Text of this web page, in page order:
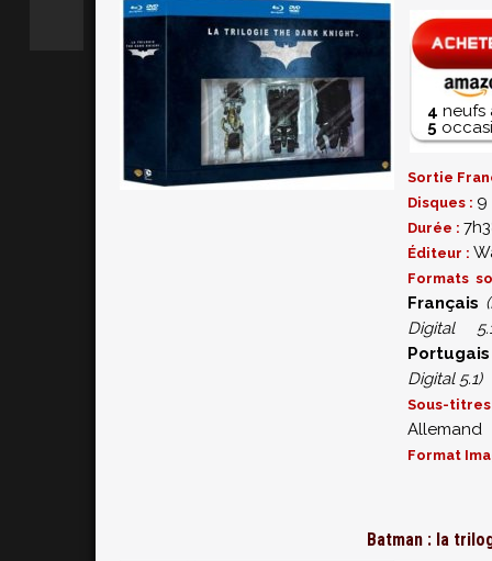
4 neufs
5
Sortie
Disques : 9
Durée :
Éditeur :
Formats
Français
Digital
Portugais
Digital 5.1)
Sous-
Allemand
Format
Batman : la